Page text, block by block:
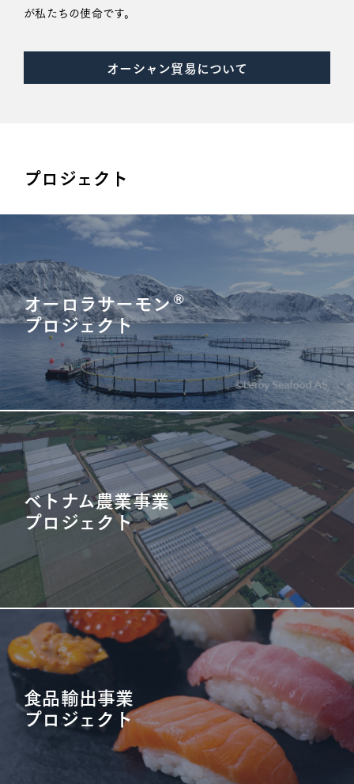
が私たちの使命です。
オーシャン貿易について
プロジェクト
オーロラサーモン®
プロジェクト
ベトナム農業事業
プロジェクト
食品輸出事業
プロジェクト